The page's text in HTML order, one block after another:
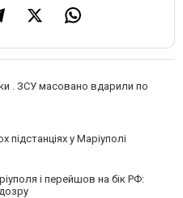
. ЗСУ масовано вдарили по
у Маріуполі
і перейшов на бік РФ: